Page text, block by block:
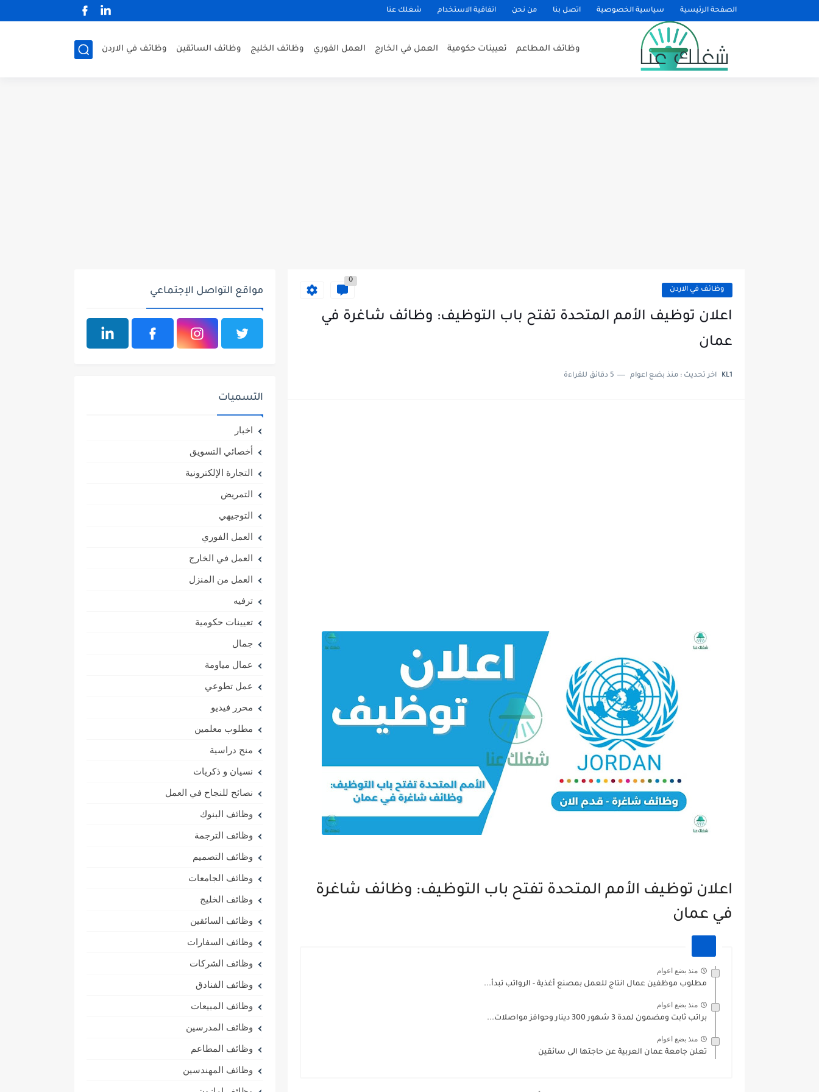
الصفحة الرئيسية سياسية الخصوصية اتصل بنا من نحن اتفاقية الاستخدام شغلك عنا
وظائف المطاعم تعيينات حكومية العمل في الخارج العمل الفوري وظائف الخليج وظائف السائقين وظائف في الاردن
وظائف في الاردن
0
اعلان توظيف الأمم المتحدة تفتح باب التوظيف: وظائف شاغرة في
عمان
KL1 اخر تحديث : منذ بضع اعوام 5 دقائق للقراءة
اعلان توظيف الأمم المتحدة تفتح باب التوظيف: وظائف شاغرة
في عمان
منذ بضع اعوام
مطلوب موظفين عمال انتاج للعمل بمصنع أغذية - الرواتب تبدأ...
منذ بضع اعوام
براتب ثابت ومضمون لمدة 3 شهور 300 دينار وحوافز مواصلات...
منذ بضع اعوام
تعلن جامعة عمان العربية عن حاجتها الى سائقين
مواقع التواصل الإجتماعي
التسميات
اخبار
أخصائي التسويق
التجارة الإلكترونية
التمريض
التوجيهي
العمل الفوري
العمل في الخارج
العمل من المنزل
ترفيه
تعيينات حكومية
جمال
عمال مياومة
عمل تطوعي
محرر فيديو
مطلوب معلمين
منح دراسية
نسيان و ذكريات
نصائح للنجاح في العمل
وظائف البنوك
وظائف الترجمة
وظائف التصميم
وظائف الجامعات
وظائف الخليج
وظائف السائقين
وظائف السفارات
وظائف الشركات
وظائف الفنادق
وظائف المبيعات
وظائف المدرسين
وظائف المطاعم
وظائف المهندسين